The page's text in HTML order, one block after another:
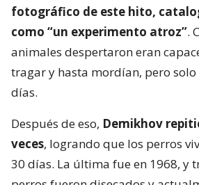
fotográfico de este hito,
como “un experimento atroz”.
animales despertaron eran
tragar y hasta mordían, pero
días.
Después de eso, Demikhov
veces, logrando que los perros
30 días. La última fue en 1968, y